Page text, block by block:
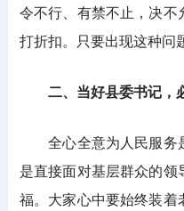
令不行、有禁不止，决不
打折扣。只要出现这种问
二、当好县委书记，
全心全意为人民服务
是直接面对基层群众的领
福。大家心中要始终装着